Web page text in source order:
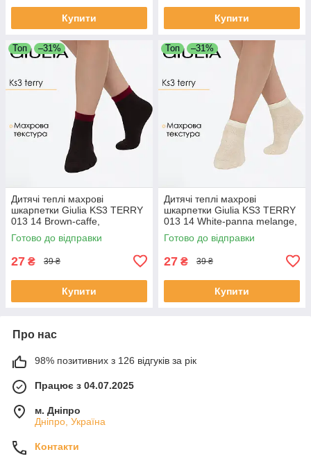
Купити Купити
Топ –31%
Дитячі теплі махрові
шкарпетки Giulia KS3 TERRY
013 14 Brown-caffe,
шкарпетки махра для дітей
Готово до відправки
27 ₴ 39 ₴
Купити
Топ –31%
Дитячі теплі махрові
шкарпетки Giulia KS3 TERRY
013 14 White-panna melange,
м’які махрові, зимові для
малюків
Готово до відправки
27 ₴ 39 ₴
Купити
Про нас
98% позитивних з 126 відгуків за рік
Працює з 04.07.2025
м. Дніпро
Дніпро, Україна
Контакти